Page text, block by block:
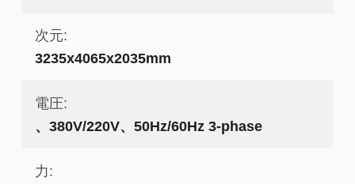
次元:
3235x4065x2035mm
電圧:
、380V/220V、50Hz/60Hz 3-phase
力: